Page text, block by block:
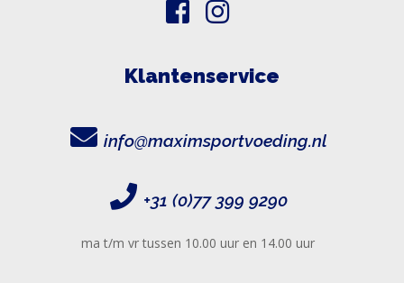
Klantenservice
info@maximsportvoeding.nl
+31 (0)77 399 9290
ma t/m vr tussen 10.00 uur en 14.00 uur